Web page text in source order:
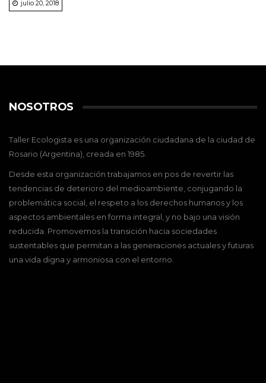
julio 20, 2018
NOSOTROS
Taller Ecologista es una organización ciudadana de la ciudad de
Rosario (Argentina), creada en 1985.
Desde esta organización trabajamos en pos de revertir las
tendencias de deterioro del medioambiente, conjugando la
problemática social, el respeto a los derechos humanos y los
aspectos ambientales en forma integral, y no bajo una visión
reducida. Promovemos la transición hacia sociedades
sustentables que permitan a las generaciones actuales y futuras
una vida digna y armoniosa con el entorno.